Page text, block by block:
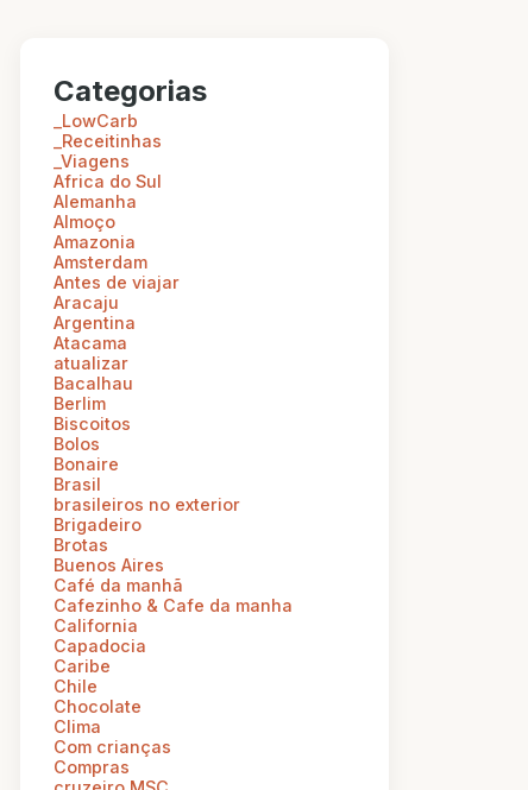
Categorias
_LowCarb
_Receitinhas
_Viagens
Africa do Sul
Alemanha
Almoço
Amazonia
Amsterdam
Antes de viajar
Aracaju
Argentina
Atacama
atualizar
Bacalhau
Berlim
Biscoitos
Bolos
Bonaire
Brasil
brasileiros no exterior
Brigadeiro
Brotas
Buenos Aires
Café da manhã
Cafezinho & Cafe da manha
California
Capadocia
Caribe
Chile
Chocolate
Clima
Com crianças
Compras